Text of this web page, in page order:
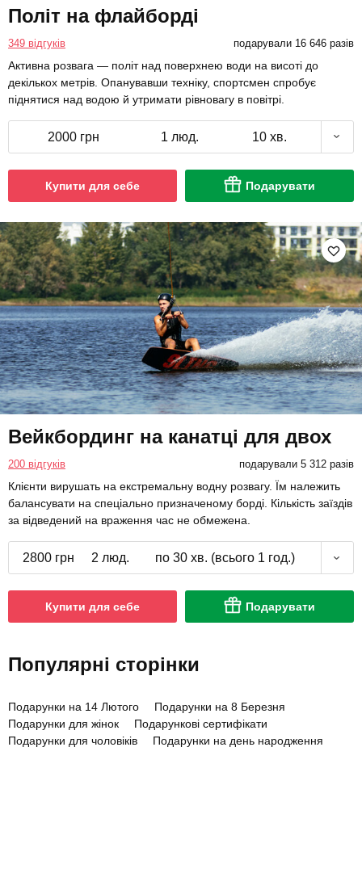
Політ на флайборді
349 відгуків подарували 16 646 разів
Активна розвага — політ над поверхнею води на висоті до
декількох метрів. Опанувавши техніку, спортсмен спробує
піднятися над водою й утримати рівновагу в повітрі.
2000 грн 1 люд. 10 хв.
Купити для себе Подарувати
Вейкбординг на канатці для двох
200 відгуків подарували 5 312 разів
Клієнти вирушать на екстремальну водну розвагу. Їм належить
балансувати на спеціально призначеному борді. Кількість заїздів
за відведений на враження час не обмежена.
2800 грн 2 люд. по 30 хв. (всього 1 год.)
Купити для себе Подарувати
Популярні сторінки
Подарунки на 14 Лютого
Подарунки на 8 Березня
Подарунки для жінок
Подарункові сертифікати
Подарунки для чоловіків
Подарунки на день народження